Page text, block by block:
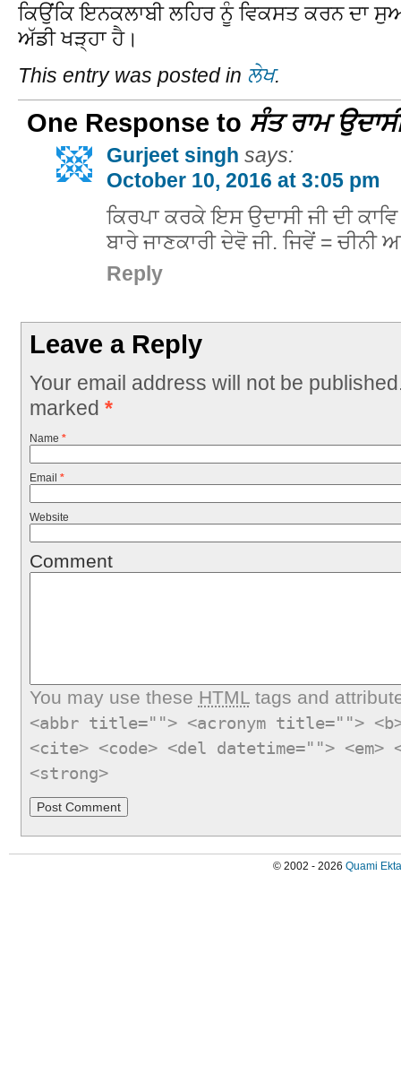
ਕਿਉਂਕਿ ਇਨਕਲਾਬੀ ਲਹਿਰ ਨੂੰ ਵਿਕਸਤ ਕਰਨ ਦਾ
ਅੱਡੀ ਖੜ੍ਹਾ ਹੈ।
This entry was posted in ਲੇਖ.
One Response to ਸੰਤ ਰਾਮ
Gurjeet singh says:
October 10, 2016 at 3:05 pm
ਕਿਰਪਾ ਕਰਕੇ ਇਸ ਉਦਾਸੀ ਜੀ ਦੀ
ਬਾਰੇ ਜਾਣਕਾਰੀ ਦੇਵੋ ਜੀ. ਜਿਵੇਂ = ਚੀਨੀ
Reply
Leave a Reply
Your email address will not be
marked *
Name *
Email *
Website
Comment
You may use these HTMLtags and
<abbr title=""> <acronym title="">
<cite> <code> <del datetime="">
<strong>
© 2002 - 2026 Quami